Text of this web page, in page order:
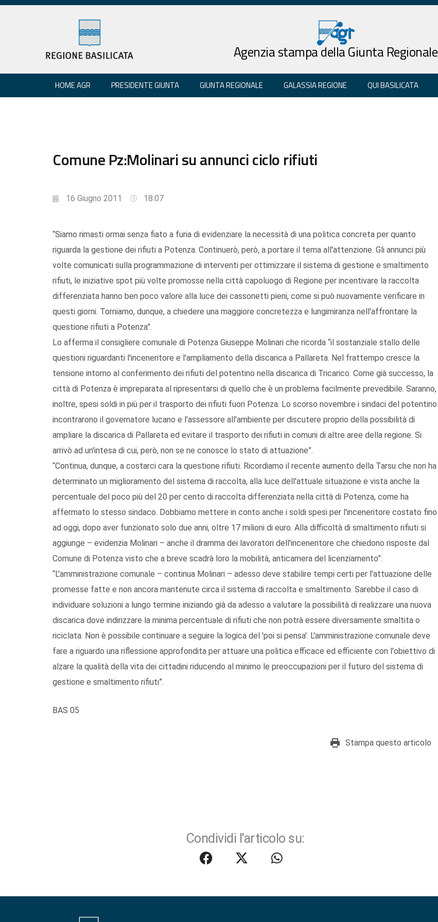
Agenzia stampa della Giunta Regionale
HOME AGR PRESIDENTE GIUNTA GIUNTA REGIONALE GALASSIA REGIONE QUI BASILICATA
Comune Pz:Molinari su annunci ciclo rifiuti
16 Giugno 2011 18:07
“Siamo rimasti ormai senza fiato a furia di evidenziare la necessità di una politica concreta per quanto
riguarda la gestione dei rifiuti a Potenza. Continuerò, però, a portare il tema all'attenzione. Gli annunci più
volte comunicati sulla programmazione di interventi per ottimizzare il sistema di gestione e smaltimento
rifiuti, le iniziative spot più volte promosse nella città capoluogo di Regione per incentivare la raccolta
differenziata hanno ben poco valore alla luce dei cassonetti pieni, come si può nuovamente verificare in
questi giorni. Torniamo, dunque, a chiedere una maggiore concretezza e lungimiranza nell'affrontare la
questione rifiuti a Potenza”.
Lo afferma il consigliere comunale di Potenza Giuseppe Molinari che ricorda “il sostanziale stallo delle
questioni riguardanti l'inceneritore e l'ampliamento della discarica a Pallareta. Nel frattempo cresce la
tensione intorno al conferimento dei rifiuti del potentino nella discarica di Tricarico. Come già successo, la
città di Potenza è impreparata al ripresentarsi di quello che è un problema facilmente prevedibile. Saranno,
inoltre, spesi soldi in più per il trasporto dei rifiuti fuori Potenza. Lo scorso novembre i sindaci del potentino
incontrarono il governatore lucano e l'assessore all'ambiente per discutere proprio della possibilità di
ampliare la discarica di Pallareta ed evitare il trasporto dei rifiuti in comuni di altre aree della regione. Si
arrivò ad un'intesa di cui, però, non se ne conosce lo stato di attuazione”.
“Continua, dunque, a costarci cara la questione rifiuti. Ricordiamo il recente aumento della Tarsu che non ha
determinato un miglioramento del sistema di raccolta, alla luce dell'attuale situazione e vista anche la
percentuale del poco più del 20 per cento di raccolta differenziata nella città di Potenza, come ha
affermato lo stesso sindaco. Dobbiamo mettere in conto anche i soldi spesi per l'inceneritore costato fino
ad oggi, dopo aver funzionato solo due anni, oltre 17 milioni di euro. Alla difficoltà di smaltimento rifiuti si
aggiunge – evidenzia Molinari – anche il dramma dei lavoratori dell'inceneritore che chiedono risposte dal
Comune di Potenza visto che a breve scadrà loro la mobilità, anticamera del licenziamento”.
“L'amministrazione comunale – continua Molinari – adesso deve stabilire tempi certi per l'attuazione delle
promesse fatte e non ancora mantenute circa il sistema di raccolta e smaltimento. Sarebbe il caso di
individuare soluzioni a lungo termine iniziando già da adesso a valutare la possibilità di realizzare una nuova
discarica dove indirizzare la minima percentuale di rifiuti che non potrà essere diversamente smaltita o
riciclata. Non è possibile continuare a seguire la logica del 'poi si pensa'. L'amministrazione comunale deve
fare a riguardo una riflessione approfondita per attuare una politica efficace ed efficiente con l'obiettivo di
alzare la qualità della vita dei cittadini riducendo al minimo le preoccupazioni per il futuro del sistema di
gestione e smaltimento rifiuti”.
BAS 05
Stampa questo articolo
Condividi l'articolo su: